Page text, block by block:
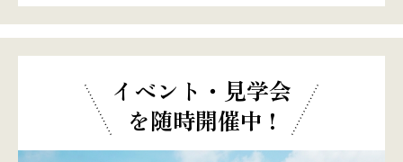
イベント・見学会
を随時開催中 !